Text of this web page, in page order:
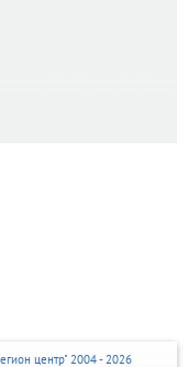
центр" 2004 - 2026